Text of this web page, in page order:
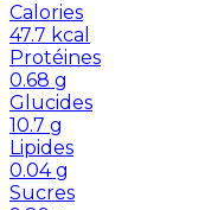
Calories
47.7 kcal
Protéines
0.68 g
Glucides
10.7 g
Lipides
0.04 g
Sucres